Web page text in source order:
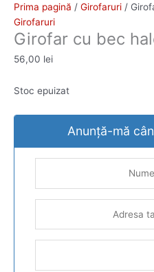
Prima pagină / Girofaruri /
Girofaruri
Girofar cu bec
56,00 lei
Stoc epuizat
Anunță-mă